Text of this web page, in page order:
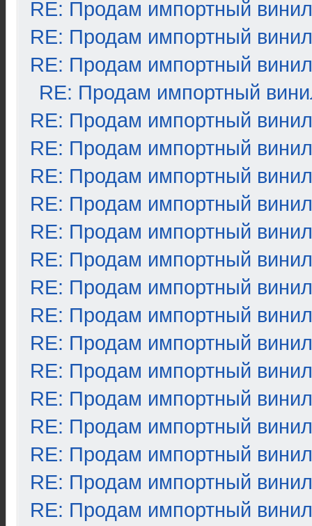
RE: Продам импортный винил
RE: Продам импортный винил
RE: Продам импортный винил
RE: Продам импортный
RE: Продам импортный винил
RE: Продам импортный винил
RE: Продам импортный винил
RE: Продам импортный винил
RE: Продам импортный винил
RE: Продам импортный винил
RE: Продам импортный винил
RE: Продам импортный винил
RE: Продам импортный винил
RE: Продам импортный винил
RE: Продам импортный винил
RE: Продам импортный винил
RE: Продам импортный винил
RE: Продам импортный винил
RE: Продам импортный винил